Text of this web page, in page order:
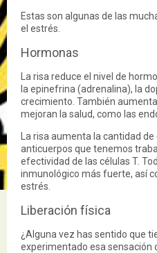
Estas son algunas de las
el estrés.
Hormonas
La risa reduce el nivel de
la epinefrina (adrenalina), la
crecimiento. También
mejoran la salud, como las
La risa aumenta la cantidad
anticuerpos que tenemos
efectividad de las células T.
inmunológico más fuerte, así
estrés.
Liberación física
¿Alguna vez has sentido que
experimentado esa sensación